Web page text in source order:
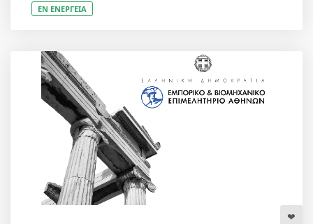
ΕΝ ΕΝΕΡΓΕΙΑ